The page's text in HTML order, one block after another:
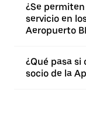
¿Se
servicio en
Aeropuerto
¿Qué pasa si
socio de la